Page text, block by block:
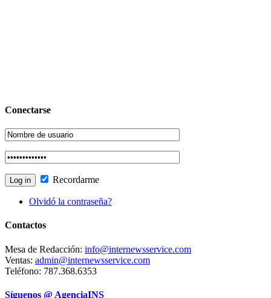
Conectarse
Recordarme
Olvidó la contraseña?
Contactos
Mesa de Redacción: info@internewsservice.com
Ventas: admin@internewsservice.com
Teléfono: 787.368.6353
Síguenos @ AgenciaINS